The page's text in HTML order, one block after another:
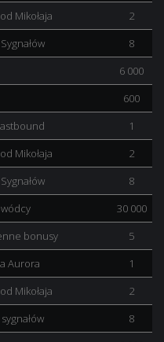
Mikołaja
2
8
6 000
600
1
Mikołaja
2
8
30 000
bonusy
5
Aurora
1
Mikołaja
2
8